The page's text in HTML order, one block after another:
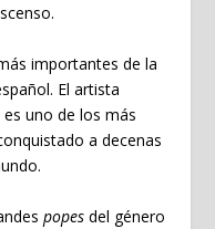
importantes de la
El artista
uno de los más
a decenas
popes del género